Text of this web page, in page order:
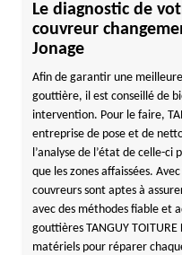
Le diagnostic de
couvreur
Jonage
Afin de garantir une
gouttière, il est conseillé de
intervention. Pour le faire,
entreprise de pose et de
l’analyse de l’état de celle-
que les zones affaissées. Avec
couvreurs sont aptes à
avec des méthodes fiable et
gouttières TANGUY TOITURE
matériels pour réparer